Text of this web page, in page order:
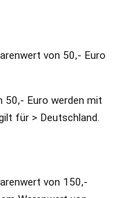
von 50,- Euro
50,- Euro werden mit
für > Deutschland.
von 150,-